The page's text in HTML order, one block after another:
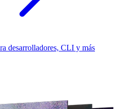
desarrolladores, CLI y más